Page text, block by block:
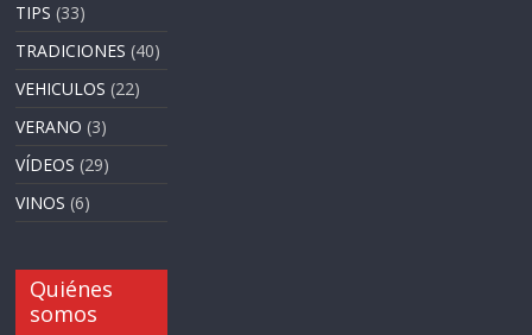
TIPS (33)
TRADICIONES (40)
VEHICULOS (22)
VERANO (3)
VÍDEOS (29)
VINOS (6)
Quiénes
somos